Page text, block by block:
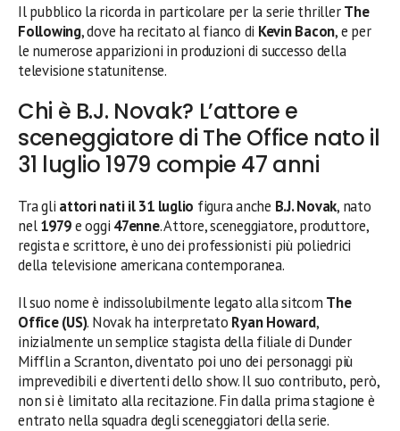
Il pubblico la ricorda in particolare per la serie thrillerThe
Following, dove ha recitato al fianco di Kevin Bacon, e per
le numerose apparizioni in produzioni di successo della
televisione statunitense.
Chi è B.J. Novak? L’attore e
sceneggiatore di The Office nato il
31 luglio 1979 compie 47 anni
Tra gli attori nati il 31 luglio figura anche B.J. Novak, nato
nel1979e oggi 47enne. Attore, sceneggiatore, produttore,
regista e scrittore, è uno dei professionisti più poliedrici
della televisione americana contemporanea.
Il suo nome è indissolubilmente legato alla sitcom The
Office (US). Novak ha interpretato Ryan Howard,
inizialmente un semplice stagista della filiale di Dunder
Mifflin a Scranton, diventato poi uno dei personaggi più
imprevedibili e divertenti dello show. Il suo contributo, però,
non si è limitato alla recitazione. Fin dalla prima stagione è
entrato nella squadra degli sceneggiatori della serie.